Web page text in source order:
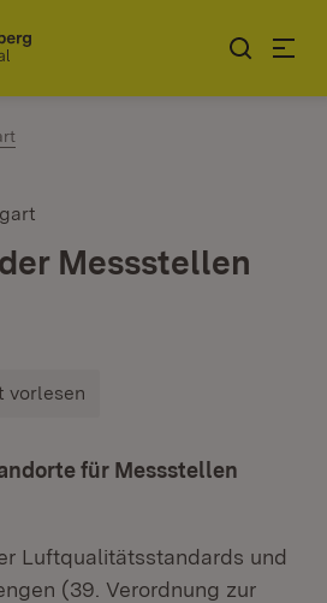
Messstellen
vorlesen
für Messstellen
Luftqualitätsstandards und
(39. Verordnung zur